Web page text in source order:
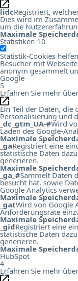
lidcRegistriert,
Dies wird im
um die
Maximale
Statistiken 10
Statistik-Cookies
Besucher mit
anonym gesammelt
Google
5
Erfahren Sie mehr
Ein Teil der Daten,
Personalisierung und
_dc_gtm_UA-#Wird
Laden des Google-
Maximale
_gaRegistriert eine
statistische Daten
generieren.
Maximale
_ga_#Sammelt Daten
besucht hat, sowie
Google Analytics
Maximale
_gatWird von Google
Anforderungsrate
Maximale
_gidRegistriert eine
statistische Daten
generieren.
Maximale
HubSpot
4
Erfahren Sie mehr